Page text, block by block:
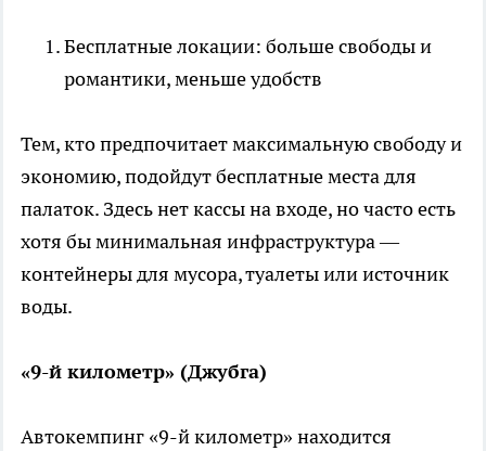
Бесплатные локации: больше свободы и
романтики, меньше удобств
Тем, кто предпочитает максимальную свободу и
экономию, подойдут бесплатные места для
палаток. Здесь нет кассы на входе, но часто есть
хотя бы минимальная инфраструктура —
контейнеры для мусора, туалеты или источник
воды.
«9-й километр» (Джубга)
Автокемпинг «9-й километр» находится